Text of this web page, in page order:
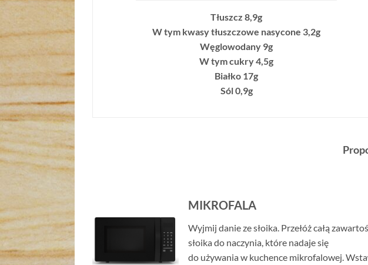
Tłuszcz 8,9g
W tym kwasy tłuszczowe nasycone 3,2g
Węglowodany 9g
W tym cukry 4,5g
Białko 17g
Sól 0,9g
MIKROFALA
Wyjmij danie ze słoika. Przełóż całą
słoika do naczynia, które nadaje się
do używania w kuchence mikrofalowej.